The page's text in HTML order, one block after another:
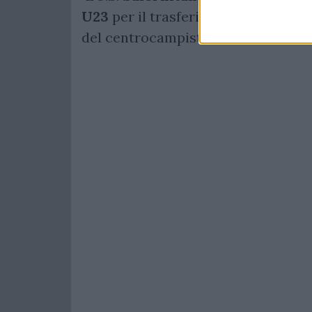
U23 per il trasferimento a titolo
del centrocampista classe ’02 Kaleb